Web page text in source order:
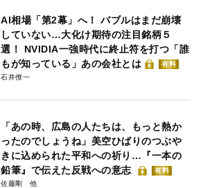
AI相場「第2幕」へ！ バブルはまだ崩壊
していない…大化け期待の注目銘柄５
選！ NVIDIA一強時代に終止符を打つ「誰
もが知っている」あの会社とは
有料
石井僚一
「あの時、広島の人たちは、もっと熱か
ったのでしょうね」美空ひばりのつぶや
きに込められた平和への祈り…『一本の
鉛筆』で伝えた反戦への意志
有料
佐藤剛